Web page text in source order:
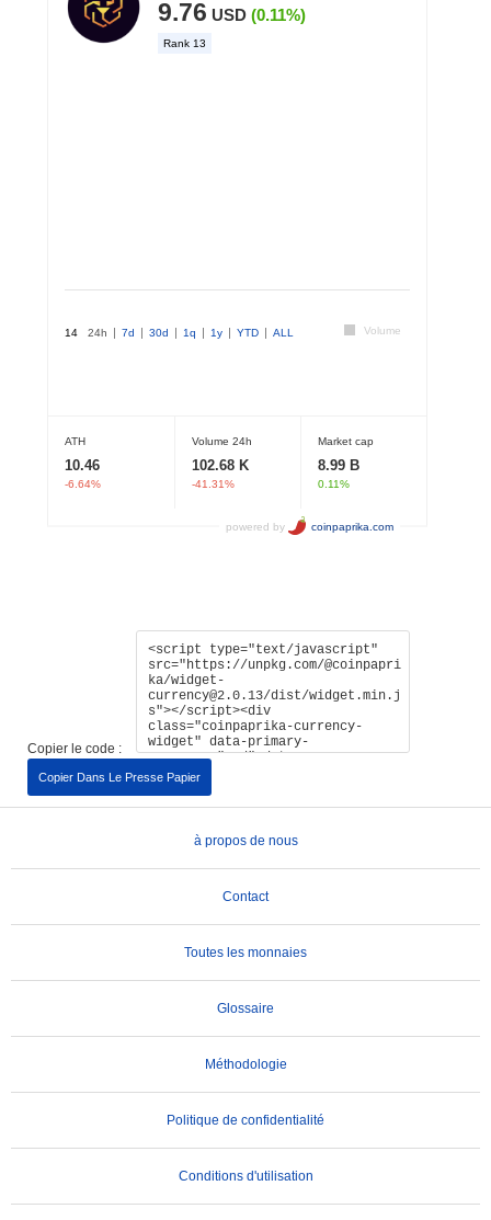
Copier le code :
Copier Dans Le Presse Papier
à propos de nous
Contact
Toutes les monnaies
Glossaire
Méthodologie
Politique de confidentialité
Conditions d'utilisation